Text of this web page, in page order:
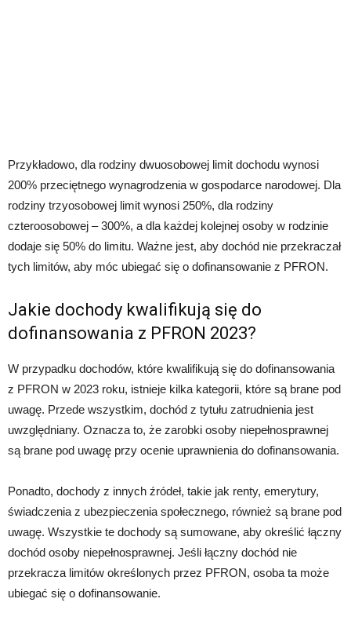
Przykładowo, dla rodziny dwuosobowej limit dochodu wynosi
200% przeciętnego wynagrodzenia w gospodarce narodowej. Dla
rodziny trzyosobowej limit wynosi 250%, dla rodziny
czteroosobowej – 300%, a dla każdej kolejnej osoby w rodzinie
dodaje się 50% do limitu. Ważne jest, aby dochód nie przekraczał
tych limitów, aby móc ubiegać się o dofinansowanie z PFRON.
Jakie dochody kwalifikują się do
dofinansowania z PFRON 2023?
W przypadku dochodów, które kwalifikują się do dofinansowania
z PFRON w 2023 roku, istnieje kilka kategorii, które są brane pod
uwagę. Przede wszystkim, dochód z tytułu zatrudnienia jest
uwzględniany. Oznacza to, że zarobki osoby niepełnosprawnej
są brane pod uwagę przy ocenie uprawnienia do dofinansowania.
Ponadto, dochody z innych źródeł, takie jak renty, emerytury,
świadczenia z ubezpieczenia społecznego, również są brane pod
uwagę. Wszystkie te dochody są sumowane, aby określić łączny
dochód osoby niepełnosprawnej. Jeśli łączny dochód nie
przekracza limitów określonych przez PFRON, osoba ta może
ubiegać się o dofinansowanie.